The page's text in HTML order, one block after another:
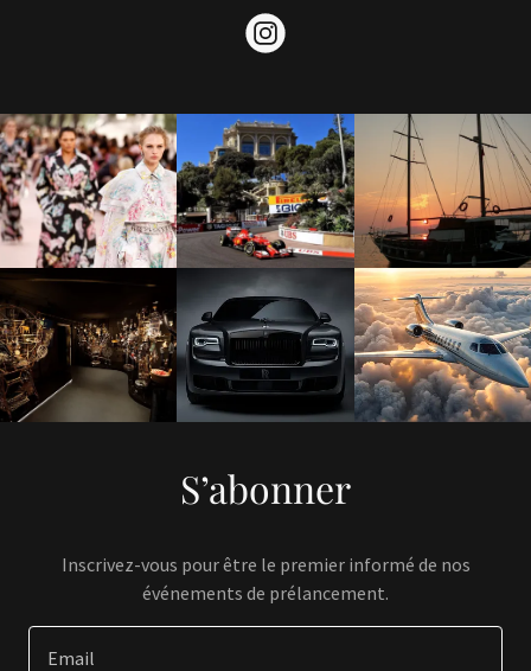
S’abonner
Inscrivez-vous pour être le premier informé de nos
événements de prélancement.
Email